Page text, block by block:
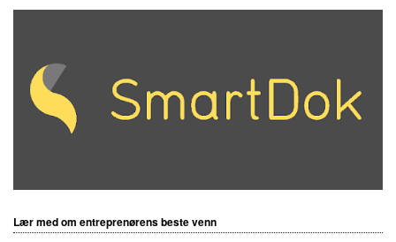
Lær med om entreprenørens beste venn